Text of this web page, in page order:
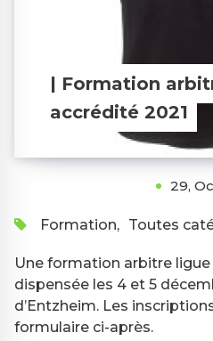
| Formation
accrédité 2021
29,
Formation, Toutes
Une formation arbitre
dispensée les 4 et 5
d’Entzheim. Les
formulaire ci-après.